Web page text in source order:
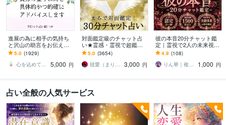
進展の為に相手の気持ち
と沢山の助言をお伝えし
ます お相手様と心の距離
を縮める為の行動＆心理
面の助言です
5.0 (1929)
心を込めてsuiが占います
5,000 円
対面鑑定級のチャット占
い★霊感・霊視で超鑑定
します 占いし放題の30
分！どんなことでも全て
を見通す霊感霊視で解決
5.0 (3654)
毬愛（まりあ）
3,000 円
彼の本音20分チャット鑑
定｜霊視で2人の未来視ま
す 片思いや音信不通、彼
の気持ちなど時間内質問
無制限で答えます
4.9 (108)
りん華｜複雑恋愛×霊視占
1,000 円
占い全般の人気サービス